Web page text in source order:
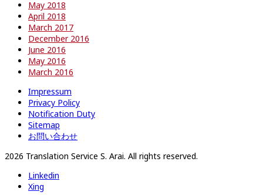
May 2018
April 2018
March 2017
December 2016
June 2016
May 2016
March 2016
Impressum
Privacy Policy
Notification Duty
Sitemap
お問い合わせ
2026 Translation Service S. Arai. All rights reserved.
Linkedin
Xing